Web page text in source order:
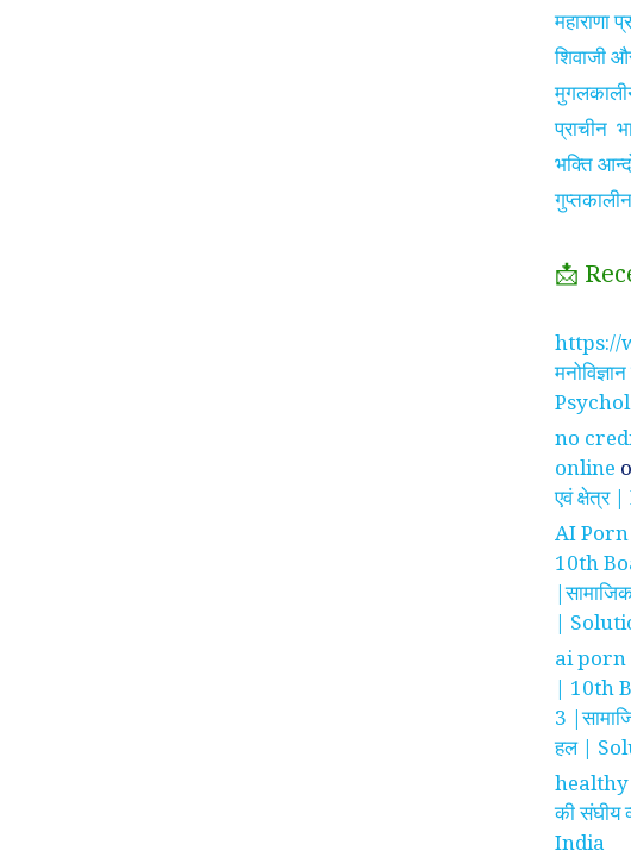
झाँसी की रानी
महाराणा
शिवाजी
प्राचीन
भक्ति
📩
https://
no
online
एवं
AI Porn
10th
|
ai porn
| 10th
3
हल |
की
India